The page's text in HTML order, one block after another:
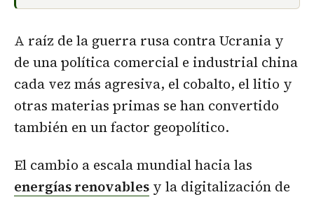
A raíz de la guerra rusa contra Ucrania y
de una política comercial e industrial china
cada vez más agresiva, el cobalto, el litio y
otras materias primas se han convertido
también en un factor geopolítico.
El cambio a escala mundial hacia las
energías renovables y la digitalización de